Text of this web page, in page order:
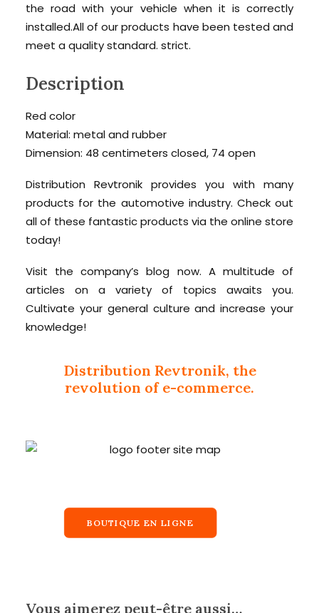
the road with your vehicle when it is correctly
installed.All of our products have been tested and
meet a quality standard. strict.
Description
Red color
Material: metal and rubber
Dimension: 48 centimeters closed, 74 open
Distribution Revtronik provides you with many
products for the automotive industry. Check out
all of these fantastic products via the online store
today!
Visit the company’s blog now. A multitude of
articles on a variety of topics awaits you.
Cultivate your general culture and increase your
knowledge!
Distribution Revtronik, the
revolution of e-commerce.
BOUTIQUE EN LIGNE
Vous aimerez peut-être aussi…